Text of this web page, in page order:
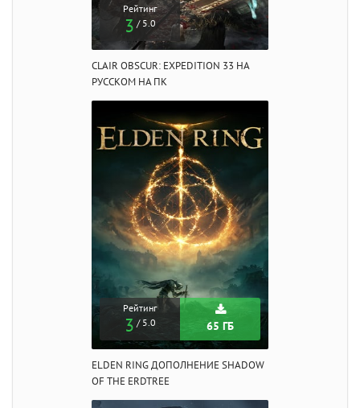
Рейтинг
3 / 5.0
CLAIR OBSCUR: EXPEDITION 33 НА
РУССКОМ НА ПК
Рейтинг
3 / 5.0 65 ГБ
ELDEN RING ДОПОЛНЕНИЕ SHADOW
OF THE ERDTREE